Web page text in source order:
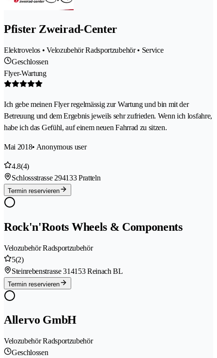
Pfister Zweirad-Center
Elektrovelos • Velozubehör Radsportzubehör • Service
Geschlossen
Flyer-Wartung
Ich gebe meinen Flyer regelmässig zur Wartung und bin mit der
Betreuung und dem Ergebnis jeweils sehr zufrieden. Wenn ich losfahre,
habe ich das Gefühl, auf einem neuen Fahrrad zu sitzen.
Mai 2018• Anonymous user
4.8(4)
Schlossstrasse 294133 Pratteln
Termin reservieren
Rock'n'Roots Wheels & Components
Velozubehör Radsportzubehör
5(2)
Steinrebenstrasse 314153 Reinach BL
Termin reservieren
Allervo GmbH
Velozubehör Radsportzubehör
Geschlossen